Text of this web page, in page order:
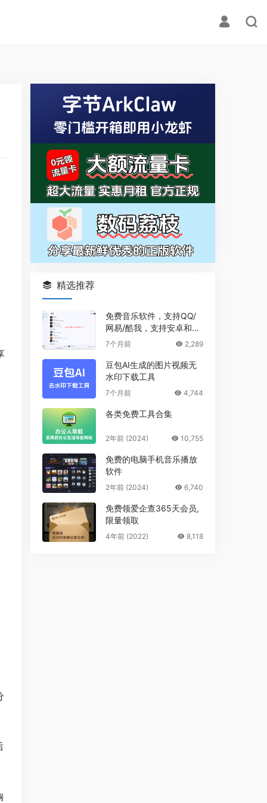
精选推荐
免费音乐软件，支持QQ/
网易/酷我，支持安卓和Wi
ndows平台
7个月前 2,289
豆包AI生成的图片视频无
水印下载工具
7个月前 4,744
各类免费工具合集
2年前 (2024) 10,755
免费的电脑手机音乐播放
软件
2年前 (2024) 6,740
免费领爱企查365天会员,
限量领取
4年前 (2022) 8,118